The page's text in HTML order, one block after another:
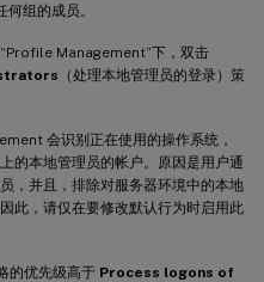
组的成员。
Management”下，双击
（处理本地管理员的登录）策
会识别正在使用的操作系统，
的本地管理员的帐户。原因是用户通
，并且，排除对服务器环境中的本地
此，请仅在要修改默认行为时启用此
的优先级高于 Process logons of